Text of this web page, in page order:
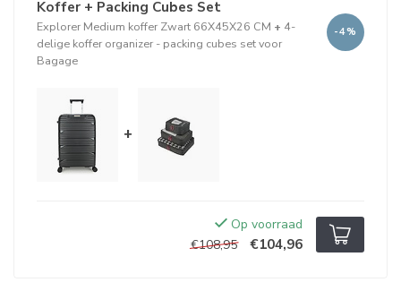
Koffer + Packing Cubes Set
Explorer Medium koffer Zwart 66X45X26 CM + 4-
delige koffer organizer - packing cubes set voor
Bagage
-4%
+
Op voorraad
€108,95
€104,96